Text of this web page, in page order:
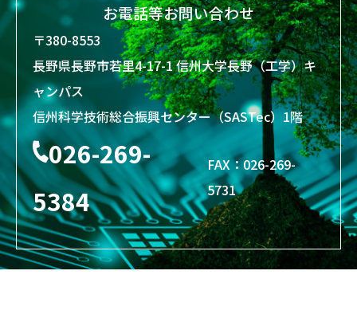
お電話等お問い合わせ
〒380-8553
長野県長野市若里4-17-1 信州大学長野（工学）キ
ャンパス
信州科学技術総合振興センター（SASTec）1階
026-269-
5384
FAX：026-269-
5731